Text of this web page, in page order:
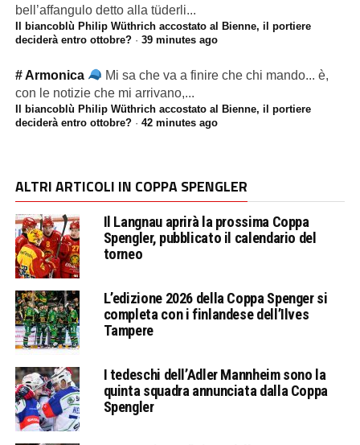
bell’affangulo detto alla tüderli...
Il biancoblù Philip Wüthrich accostato al Bienne, il portiere
deciderà entro ottobre?· 39 minutes ago
# Armonica
Mi sa che va a finire che chi mando... è,
con le notizie che mi arrivano,...
Il biancoblù Philip Wüthrich accostato al Bienne, il portiere
deciderà entro ottobre?· 42 minutes ago
ALTRI ARTICOLI IN COPPA SPENGLER
Il Langnau aprirà la prossima Coppa
Spengler, pubblicato il calendario del
torneo
L’edizione 2026 della Coppa Spenger si
completa con i finlandese dell’Ilves
Tampere
I tedeschi dell’Adler Mannheim sono la
quinta squadra annunciata dalla Coppa
Spengler